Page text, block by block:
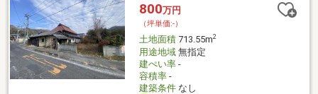
800万円
（坪単価:-）
土地面積713.55m2
用途地域無指定
建ぺい率-
容積率-
建築条件なし